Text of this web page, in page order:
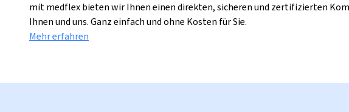
mit medflex bieten wir Ihnen einen direkten, sicheren und zertifizierten
Ihnen und uns. Ganz einfach und ohne Kosten für Sie.
Mehr erfahren